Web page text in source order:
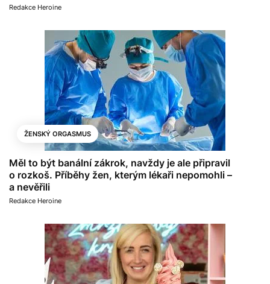
Redakce Heroine
ŽENSKÝ ORGASMUS
Měl to být banální zákrok, navždy je ale připravil
o rozkoš. Příběhy žen, kterým lékaři nepomohli –
a nevěřili
Redakce Heroine